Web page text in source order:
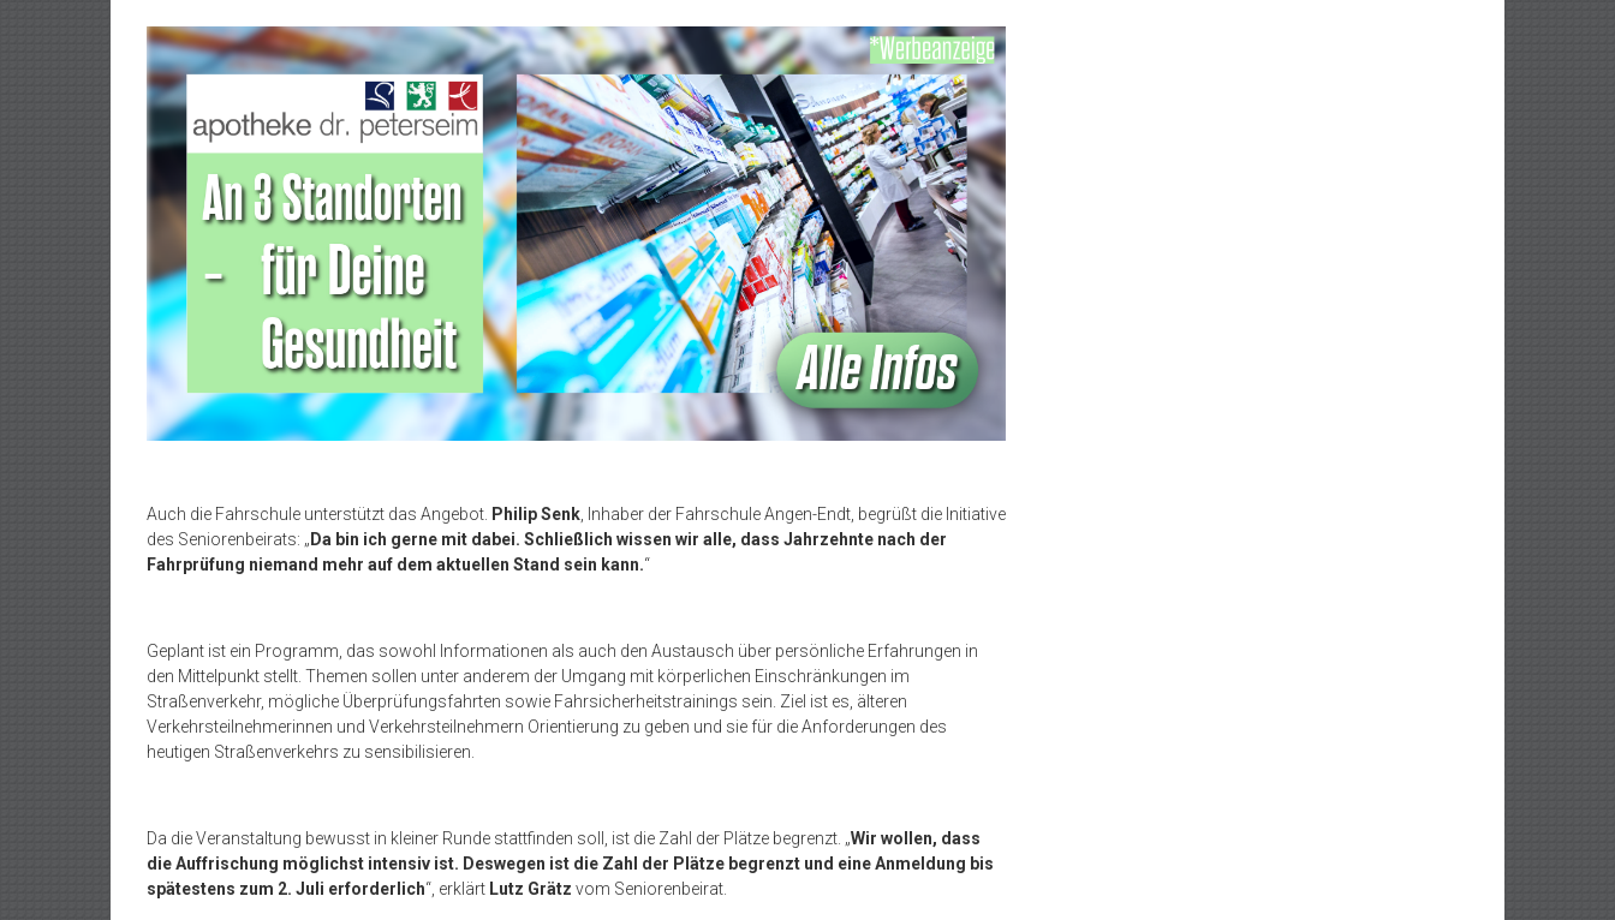
Auch die Fahrschule unterstützt das Angebot. Philip Senk, Inhaber der Fahrschule Angen-Endt, begrüßt die Initiative
des Seniorenbeirats: „ Da bin ich gerne mit dabei. Schließlich wissen wir alle, dass Jahrzehnte nach der
Fahrprüfung niemand mehr auf dem aktuellen Stand sein kann.“
Geplant ist ein Programm, das sowohl Informationen als auch den Austausch über persönliche Erfahrungen in
den Mittelpunkt stellt. Themen sollen unter anderem der Umgang mit körperlichen Einschränkungen im
Straßenverkehr, mögliche Überprüfungsfahrten sowie Fahrsicherheitstrainings sein. Ziel ist es, älteren
Verkehrsteilnehmerinnen und Verkehrsteilnehmern Orientierung zu geben und sie für die Anforderungen des
heutigen Straßenverkehrs zu sensibilisieren.
Da die Veranstaltung bewusst in kleiner Runde stattfinden soll, ist die Zahl der Plätze begrenzt. „Wir wollen, dass
die Auffrischung möglichst intensiv ist. Deswegen ist die Zahl der Plätze begrenzt und eine Anmeldung bis
spätestens zum 2. Juli erforderlich“, erklärt Lutz Grätz vom Seniorenbeirat.